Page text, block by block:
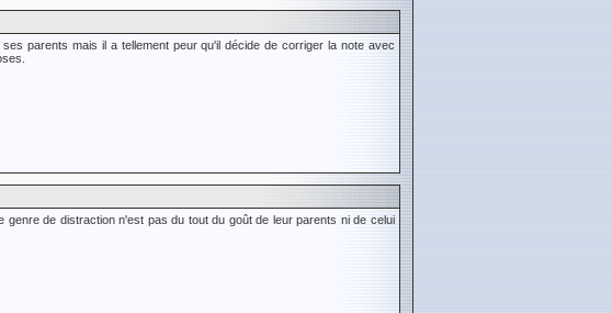
parents mais il a tellement peur qu'il décide de corriger la note avec
de distraction n'est pas du tout du goût de leur parents ni de celui